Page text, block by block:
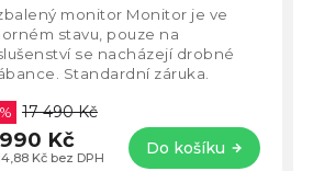
Kč bez DPH
17 490 Kč
990 Kč Do košíku
monitor Monitor je ve
stavu, pouze na
se nacházejí drobné
Standardní záruka.
a...